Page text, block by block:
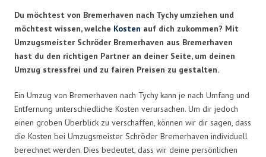
Du möchtest von Bremerhaven nach Tychy umziehen und
möchtest wissen, welche Kosten auf dich zukommen? Mit
Umzugsmeister Schröder Bremerhaven aus Bremerhaven
hast du den richtigen Partner an deiner Seite, um deinen
Umzug stressfrei und zu fairen Preisen zu gestalten.
Ein Umzug von Bremerhaven nach Tychy kann je nach Umfang und
Entfernung unterschiedliche Kosten verursachen. Um dir jedoch
einen groben Überblick zu verschaffen, können wir dir sagen, dass
die Kosten bei Umzugsmeister Schröder Bremerhaven individuell
berechnet werden. Dies bedeutet, dass wir deine persönlichen